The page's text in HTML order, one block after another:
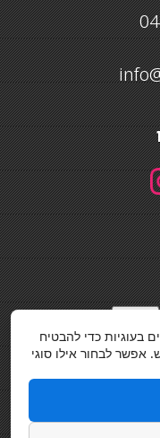
בעוגיות כדי להבטיח
לבחור אילו סוגי